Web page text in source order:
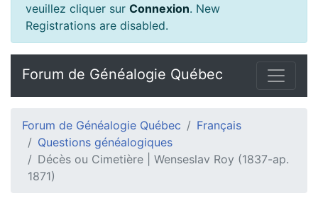
veuillez cliquer sur Connexion. New
Registrations are disabled.
Forum de Généalogie Québec
Forum de Généalogie Québec
Français
Questions généalogiques
Décès ou Cimetière | Wenseslav Roy (1837-ap.
1871)